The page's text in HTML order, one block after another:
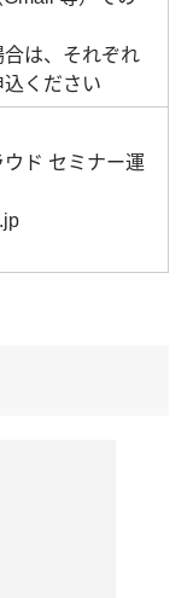
合は、それぞれ
ください
ド セミナー運